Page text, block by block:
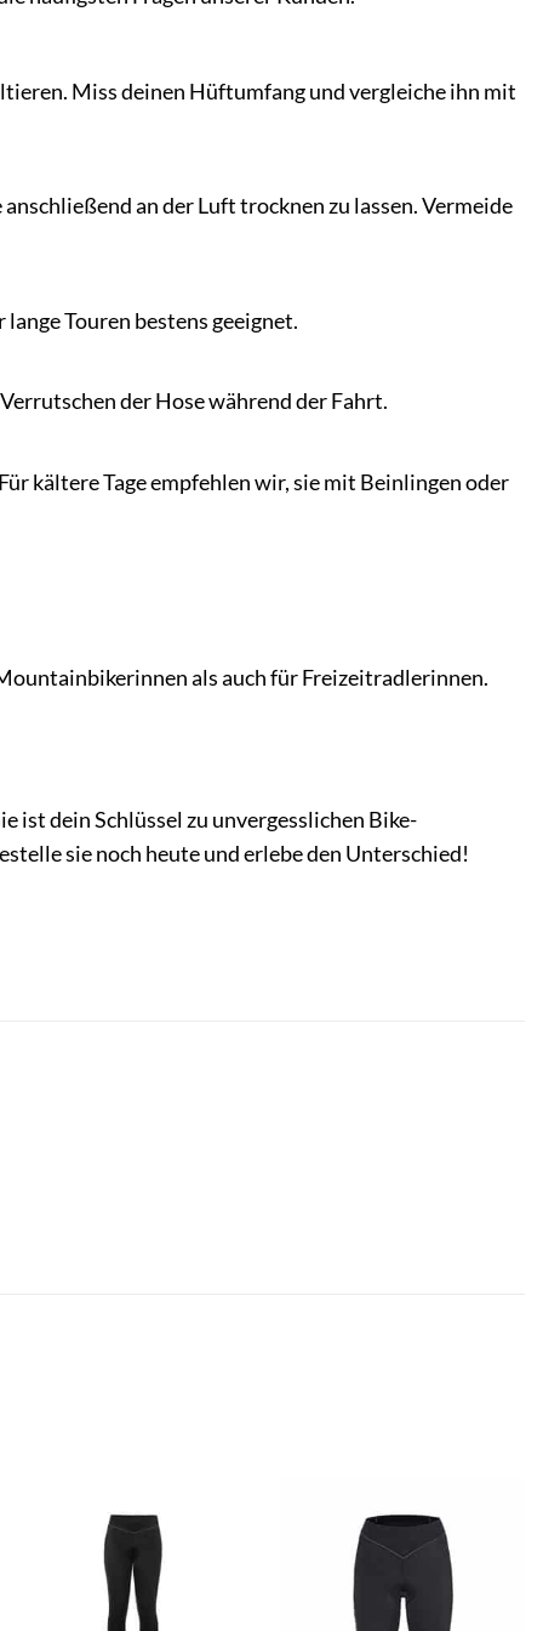
Miss deinen Hüftumfang und vergleiche ihn mit
an der Luft trocknen zu lassen. Vermeide
Touren bestens geeignet.
der Hose während der Fahrt.
kältere Tage empfehlen wir, sie mit Beinlingen oder
als auch für Freizeitradlerinnen.
ist dein Schlüssel zu unvergesslichen Bike-
sie noch heute und erlebe den Unterschied!